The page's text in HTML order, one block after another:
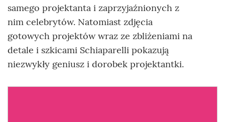
samego projektanta i zaprzyjaźnionych z
nim celebrytów. Natomiast zdjęcia
gotowych projektów wraz ze zbliżeniami na
detale i szkicami Schiaparelli pokazują
niezwykły geniusz i dorobek projektantki.